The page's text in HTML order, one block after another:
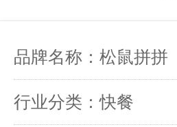
品牌名称：松鼠拼拼
行业分类：快餐